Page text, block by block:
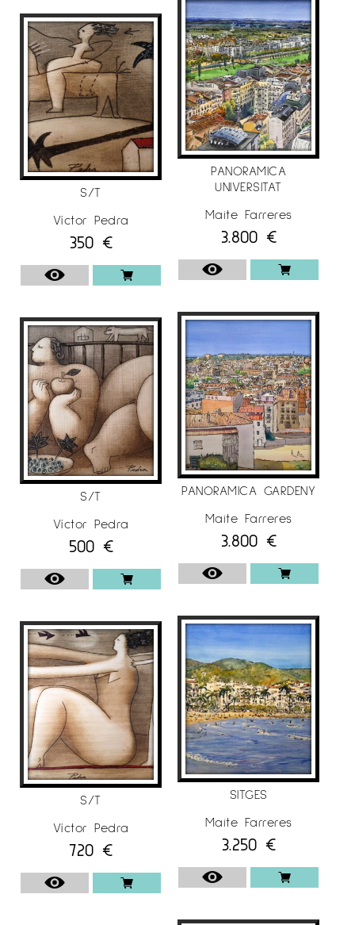
S/T
Víctor Pedra
350 €
S/T
Víctor Pedra
500 €
S/T
Víctor Pedra
720 €
PANORAMICA
UNIVERSITAT
Maite Farreres
3.800 €
PANORAMICA GARDENY
Maite Farreres
3.800 €
SITGES
Maite Farreres
3.250 €